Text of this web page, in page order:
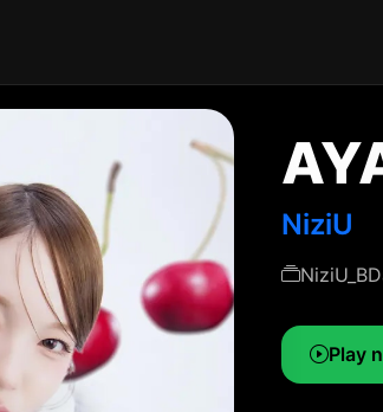
NiziU
Play